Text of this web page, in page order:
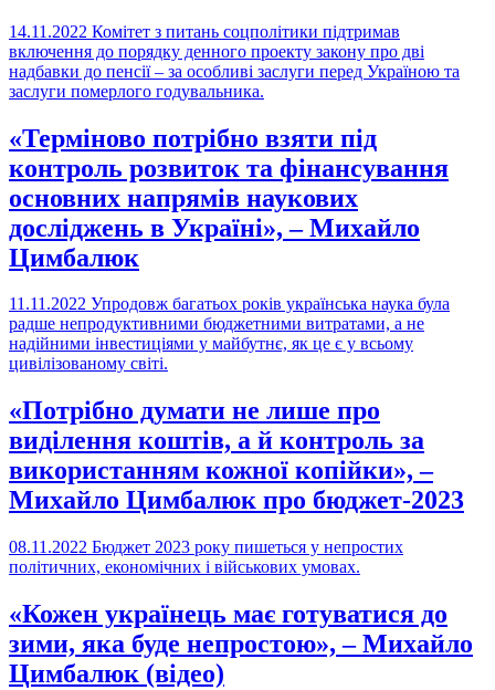
14.11.2022 Комітет з питань соцполітики підтримав
включення до порядку денного проекту закону про дві
надбавки до пенсії – за особливі заслуги перед Україною та
заслуги померлого годувальника.
«Терміново потрібно взяти під
контроль розвиток та фінансування
основних напрямів наукових
досліджень в Україні», – Михайло
Цимбалюк
11.11.2022 Упродовж багатьох років українська наука була
радше непродуктивними бюджетними витратами, а не
надійними інвестиціями у майбутнє, як це є у всьому
цивілізованому світі.
«Потрібно думати не лише про
виділення коштів, а й контроль за
використанням кожної копійки», –
Михайло Цимбалюк про бюджет-2023
08.11.2022 Бюджет 2023 року пишеться у непростих
політичних, економічних і військових умовах.
«Кожен українець має готуватися до
зими, яка буде непростою», – Михайло
Цимбалюк (відео)